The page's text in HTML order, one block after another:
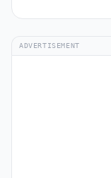
ADVERTISEMENT